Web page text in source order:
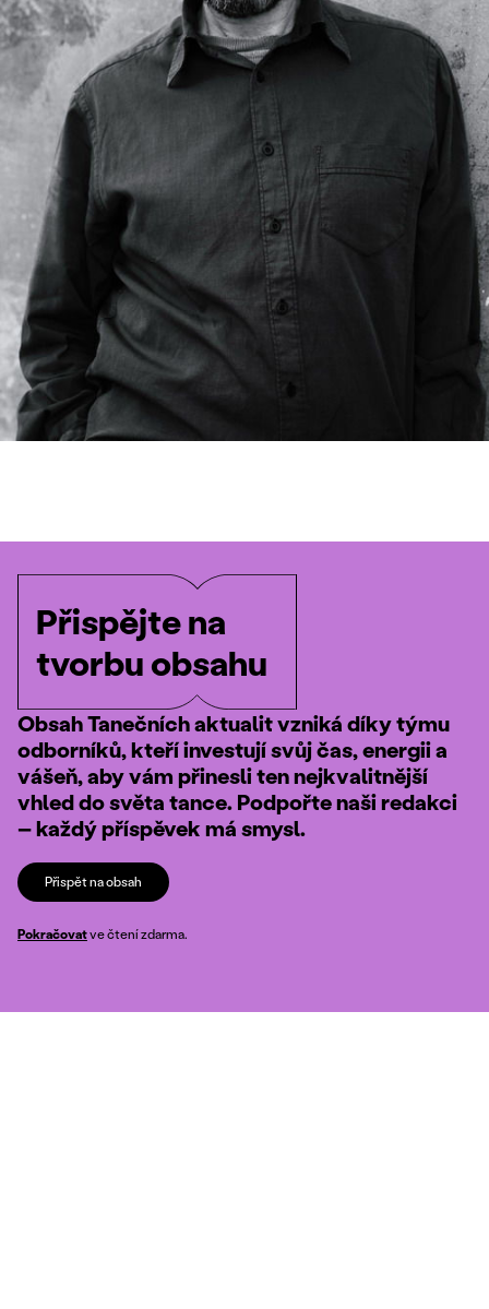
Přispějte na
tvorbu obsahu
Obsah Tanečních aktualit vzniká díky týmu
odborníků, kteří investují svůj čas, energii a
vášeň, aby vám přinesli ten nejkvalitnější
vhled do světa tance. Podpořte naši redakci
– každý příspěvek má smysl.
Přispět na obsah
Pokračovatve čtení zdarma.